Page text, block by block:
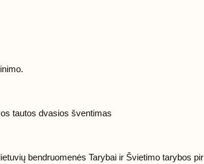
tautos dvasios šventimas
bendruomenės Tarybai ir Švietimo tarybos